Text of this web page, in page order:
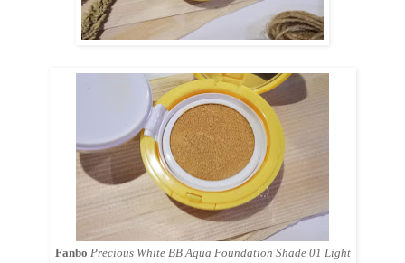
Fanbo Precious White BB Aqua Foundation Shade 01 Light